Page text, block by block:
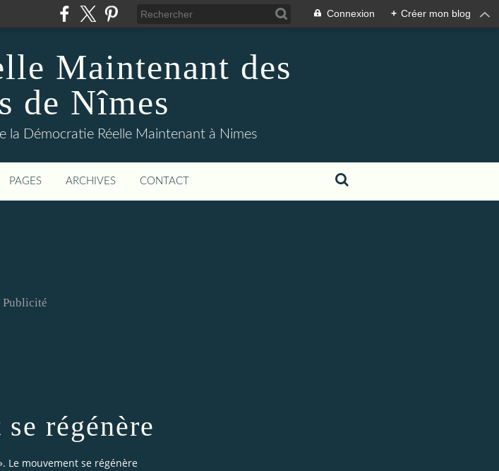
Connexion + Créer mon blog
Maintenant des
de Nîmes
la Démocratie Réelle Maintenant à Nimes
PAGES ARCHIVES CONTACT
Publicité
régénère
Le mouvement se régénère